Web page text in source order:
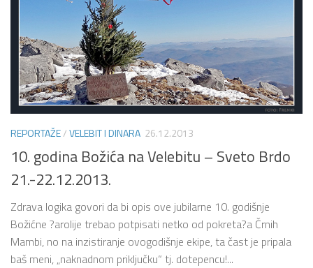
REPORTAŽE/VELEBIT I DINARA 26.12.2013
10. godina Božića na Velebitu – Sveto Brdo
21.-22.12.2013.
Zdrava logika govori da bi opis ove jubilarne 10. godišnje
Božićne ?arolije trebao potpisati netko od pokreta?a Črnih
Mambi, no na inzistiranje ovogodišnje ekipe, ta čast je pripala
baš meni, „naknadnom priključku“ tj. dotepencu!...